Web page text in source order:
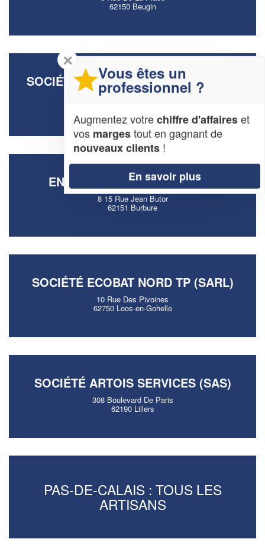
62150 Beugin
SOCIÉTÉ COIN MENUISERIES (SARL)
7 Rue Du Faubourg
ENTREPRISE BOTTE MAXIME
8 15 Rue Jean Butor
62151 Burbure
SOCIÉTÉ ECOBAT NORD TP (SARL)
10 Rue Des Pivoines
62750 Loos-en-Gohelle
SOCIÉTÉ ARTOIS SERVICES (SAS)
308 Boulevard De Paris
62190 Lillers
PAS-DE-CALAIS : TOUS LES
ARTISANS
✕
Vous êtes un
professionnel ?
Augmentez votrechiffre d'affaireset
vos margestout en gagnant de
nouveaux clients !
En savoir plus